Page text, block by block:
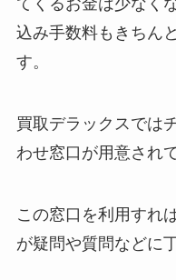
込み手数料もきちん
す。
買取デラックスでは
わせ窓口が用意され
この窓口を利用すれ
が疑問や質問などに